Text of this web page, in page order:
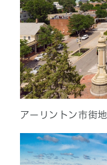
アーリントン市街地